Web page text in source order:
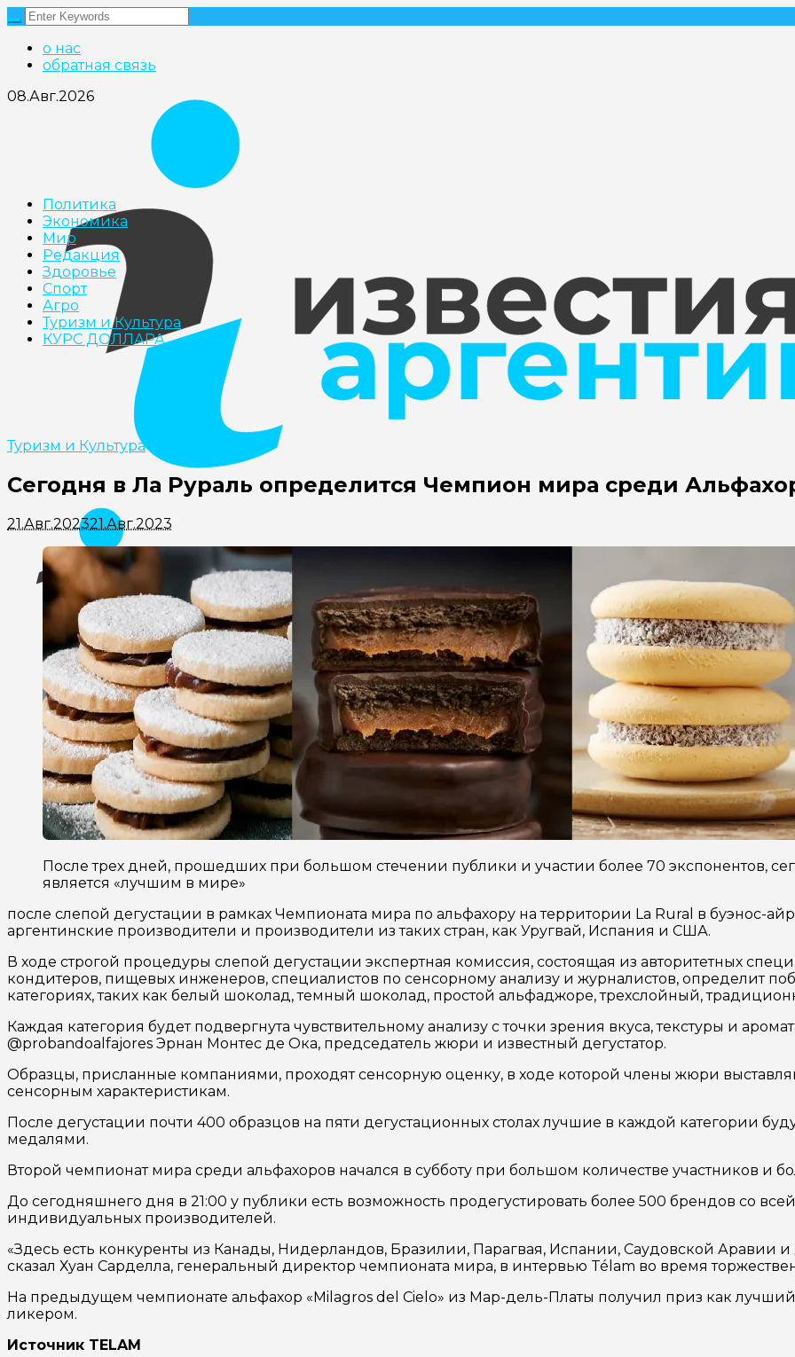
о нас
обратная связь
08.Авг.2026
Политика
Экономика
Мир
Редакция
Здоровье
Cпорт
Агро
Туризм и Культура
КУРС ДОЛЛАРА
Туризм и Культура
Сегодня в Ла Рураль определится Чемпион мира среди
21.Авг.202321.Авг.2023
После трех дней, прошедших при большом стечении публики и участии более 70 экспонентов,
является «лучшим в мире»
после слепой дегустации в рамках Чемпионата мира по альфахору на территории La Rural в буэнос-
аргентинские производители и производители из таких стран, как Уругвай, Испания и США.
В ходе строгой процедуры слепой дегустации экспертная комиссия, состоящая из авторитетных
кондитеров, пищевых инженеров, специалистов по сенсорному анализу и журналистов, определит
категориях, таких как белый шоколад, темный шоколад, простой альфаджоре, трехслойный,
Каждая категория будет подвергнута чувствительному анализу с точки зрения вкуса, текстуры и
@probandoalfajores Эрнан Монтес де Ока, председатель жюри и известный дегустатор.
Образцы, присланные компаниями, проходят сенсорную оценку, в ходе которой члены жюри
сенсорным характеристикам.
После дегустации почти 400 образцов на пяти дегустационных столах лучшие в каждой категории
медалями.
Второй чемпионат мира среди альфахоров начался в субботу при большом количестве участников и
До сегодняшнего дня в 21:00 у публики есть возможность продегустировать более 500 брендов со
индивидуальных производителей.
«Здесь есть конкуренты из Канады, Нидерландов, Бразилии, Парагвая, Испании, Саудовской
сказал Хуан Сарделла, генеральный директор чемпионата мира, в интервью Télam во время
На предыдущем чемпионате альфахор «Milagros del Cielo» из Мар-дель-Платы получил приз как
ликером.
Источник TELAM